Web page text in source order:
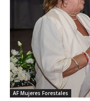
AF Mujeres Forestales